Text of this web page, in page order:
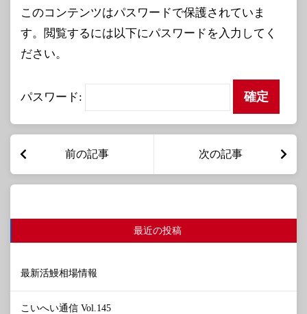
このコンテンツはパスワードで保護されていま
す。閲覧するには以下にパスワードを入力してく
ださい。
パスワード:
前の記事 次の記事
最近の投稿
最新活鰻相場情報
こいへい通信 Vol.145